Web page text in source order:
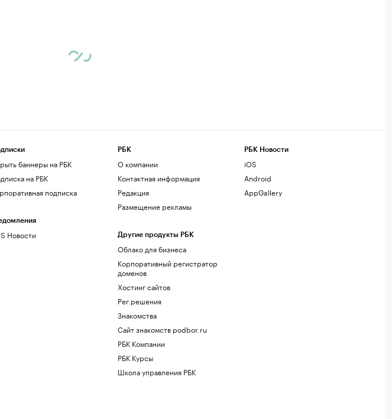
баннеры на РБК
на РБК
подписка
Новости
РБК
О компании
Контактная информация
Редакция
Размещение рекламы
Другие продукты РБК
Облако для бизнеса
Корпоративный регистратор
доменов
Хостинг сайтов
Рег.решения
Знакомства
Сайт знакомств podbor.ru
РБК Компании
РБК Курсы
Школа управления РБК
РБК Новости
iOS
Android
AppGallery